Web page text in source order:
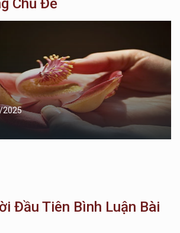
Chủ Đề
04/09/2025
Dòng Chảy Đời Sống Hiện Đại
Đầu Tiên Bình Luận Bài